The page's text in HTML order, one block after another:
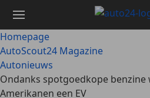
naar
hoofdinhoud
Homepage
AutoScout24 Magazine
Autonieuws
Ondanks spotgoedkope benzine
Amerikanen een EV